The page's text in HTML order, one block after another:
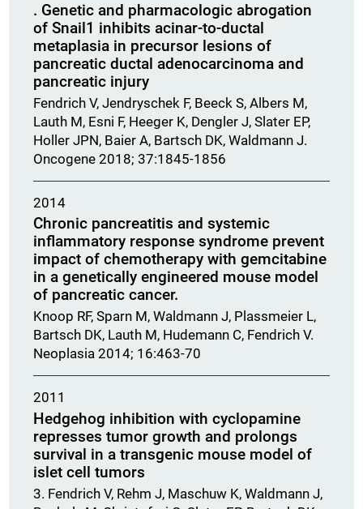
. Genetic and pharmacologic abrogation
of Snail1 inhibits acinar-to-ductal
metaplasia in precursor lesions of
pancreatic ductal adenocarcinoma and
pancreatic injury
Fendrich V, Jendryschek F, Beeck S, Albers M,
Lauth M, Esni F, Heeger K, Dengler J, Slater EP,
Holler JPN, Baier A, Bartsch DK, Waldmann J.
Oncogene 2018; 37:1845-1856
2014
Chronic pancreatitis and systemic
inflammatory response syndrome prevent
impact of chemotherapy with gemcitabine
in a genetically engineered mouse model
of pancreatic cancer.
Knoop RF, Sparn M, Waldmann J, Plassmeier L,
Bartsch DK, Lauth M, Hudemann C, Fendrich V.
Neoplasia 2014; 16:463-70
2011
Hedgehog inhibition with cyclopamine
represses tumor growth and prolongs
survival in a transgenic mouse model of
islet cell tumors
3. Fendrich V, Rehm J, Maschuw K, Waldmann J,